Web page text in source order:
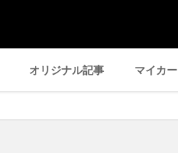
オリジナル記事 マイカー